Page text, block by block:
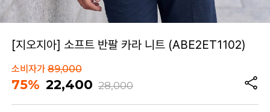
[지오지아] 소프트 반팔 카라 니트 (ABE2ET1102)
소비자가89,000
75% 22,400 28,000